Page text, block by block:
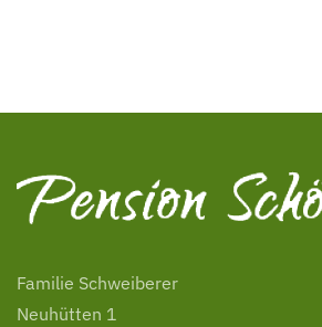
Familie Schweiberer
Neuhütten 1